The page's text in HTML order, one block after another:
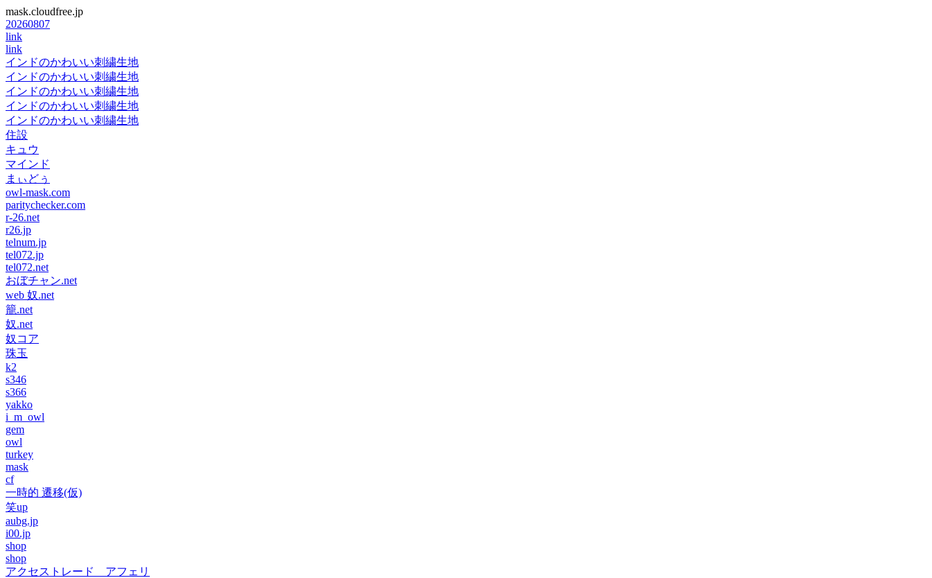
mask.cloudfree.jp
20260807
link
link
インドのかわいい刺繍生地
インドのかわいい刺繍生地
インドのかわいい刺繍生地
インドのかわいい刺繍生地
インドのかわいい刺繍生地
住設
キュウ
マインド
まぃどぅ
owl-mask.com
paritychecker.com
r-26.net
r26.jp
telnum.jp
tel072.jp
tel072.net
おぼチャン.net
web 奴.net
籠.net
奴.net
奴コア
珠玉
k2
s346
s366
yakko
i_m_owl
gem
owl
turkey
mask
cf
一時的 遷移(仮)
笑up
aubg.jp
i00.jp
shop
shop
アクセストレード アフェリ